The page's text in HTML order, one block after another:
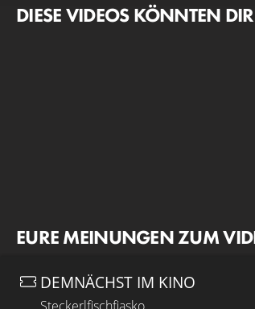
DIESE VIDEOS KÖNNTEN
EURE MEINUNGEN ZUM
DEMNÄCHST IM KINO